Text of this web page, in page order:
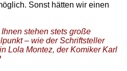
Sonst hätten wir einen
stehen stets große
– wie der Schriftsteller
Lola Montez, der Komiker Karl